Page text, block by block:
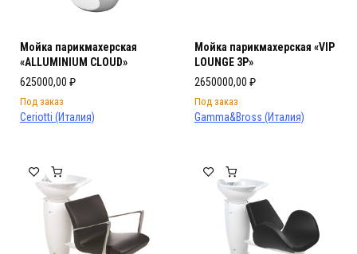
Мойка парикмахерская
«ALLUMINIUM CLOUD»
625000,00 ₽
Под заказ
Ceriotti (Италия)
Мойка парикмахерская «VIP
LOUNGE 3P»
2650000,00 ₽
Под заказ
Gamma&Bross (Италия)